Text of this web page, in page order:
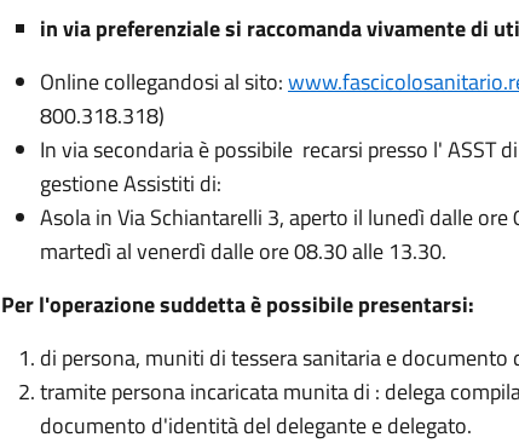
in via preferenziale si raccomanda vivamente di
Online collegandosi al sito:
800.318.318)
In via secondaria è possibile recarsi presso l' ASST
gestione Assistiti di:
Asola in Via Schiantarelli 3, aperto il lunedì dalle
martedì al venerdì dalle ore 08.30 alle 13.30.
Per l'operazione suddetta è possibile presentarsi:
di persona, muniti di tessera sanitaria e documento
tramite persona incaricata munita di : delega
documento d'identità del delegante e delegato.